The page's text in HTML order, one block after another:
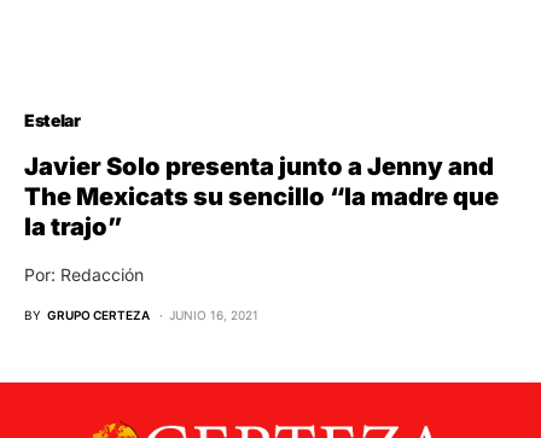
Estelar
Javier Solo presenta junto a Jenny and
The Mexicats su sencillo “la madre que
la trajo”
Por: Redacción
BY GRUPO CERTEZA JUNIO 16, 2021